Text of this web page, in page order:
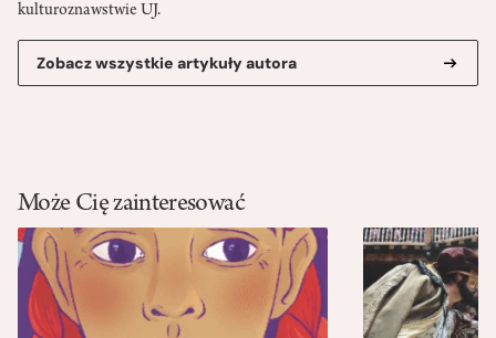
kulturoznawstwie UJ.
Zobacz wszystkie artykuły autora
Może Cię zainteresować